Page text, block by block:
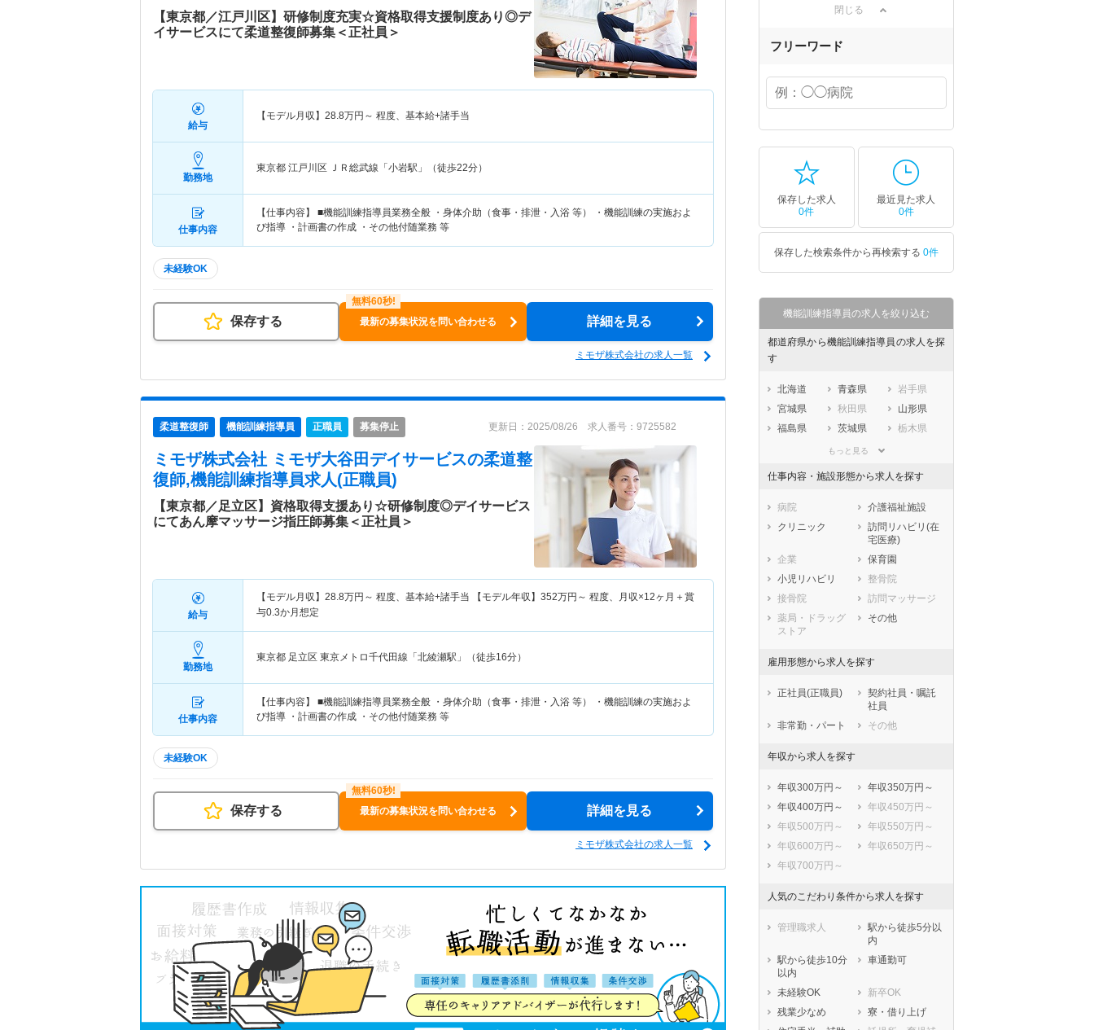
【東京都／江戸川区】研修制度充実☆資格取得支援制度あり◎デ
イサービスにて柔道整復師募集＜正社員＞
給与
【モデル月収】 28.8万円～ 程度、基本給+諸手当
勤務地
東京都 江戸川区 ＪＲ総武線「小岩駅」（徒歩22分）
仕事内容
【仕事内容】 ■機能訓練指導員業務全般 ・身体介助（食事・排泄・入浴 等） ・機能訓練の実施およ
び指導 ・計画書の作成 ・その他付随業務 等
未経験OK
保存する 最新の募集状況を問い合わせる 詳細を見る
ミモザ株式会社の求人一覧
柔道整復師 機能訓練指導員 正職員 募集停止 更新日：2025/08/26 求人番号：9725582
ミモザ株式会社 ミモザ大谷田デイサービスの柔道整
復師,機能訓練指導員求人(正職員)
【東京都／足立区】資格取得支援あり☆研修制度◎デイサービス
にてあん摩マッサージ指圧師募集＜正社員＞
給与
【モデル月収】 28.8万円～ 程度、基本給+諸手当 【モデル年収】 352万円～ 程度、月収×12ヶ月＋賞
与0.3か月想定
勤務地
東京都 足立区 東京メトロ千代田線「北綾瀬駅」（徒歩16分）
仕事内容
【仕事内容】 ■機能訓練指導員業務全般 ・身体介助（食事・排泄・入浴 等） ・機能訓練の実施およ
び指導 ・計画書の作成 ・その他付随業務 等
未経験OK
保存する 最新の募集状況を問い合わせる 詳細を見る
ミモザ株式会社の求人一覧
閉じる
フリーワード
保存した求人
0件
最近見た求人
0件
保存した検索条件から再検索する 0件
機能訓練指導員の求人を絞り込む
都道府県から機能訓練指導員の求人を探
す
北海道 青森県
岩手県
宮城県
秋田県
山形県
福島県
茨城県
栃木県
埼玉県
石川県
福井県
岐阜県
静岡県
愛知県
三重県
大阪府
兵庫県
奈良県
鳥取県
島根県
広島県
山口県
徳島県
香川県
愛媛県
熊本県
大分県
もっと見る
仕事内容・施設形態から求人を探す
病院
介護福祉施設
クリニック
訪問リハビリ(在
宅医療)
企業
保育園
小児リハビリ
整骨院
接骨院
訪問マッサージ
薬局・ドラッグ
ストア
その他
雇用形態から求人を探す
正社員(正職員)
契約社員・嘱託
社員
非常勤・パート
その他
年収から求人を探す
年収300万円～
年収350万円～
年収400万円～
年収450万円～
年収500万円～
年収550万円～
年収600万円～
年収650万円～
年収700万円～
人気のこだわり条件から求人を探す
管理職求人
駅から徒歩5分以
内
駅から徒歩10分
以内
車通勤可
未経験OK
新卒OK
残業少なめ
寮・借り上げ